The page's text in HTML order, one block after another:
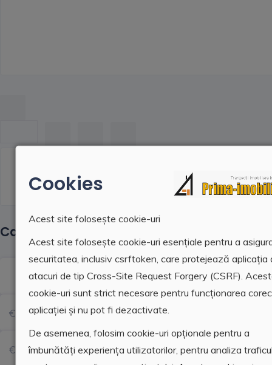
Cookies
Acest site folosește cookie-uri
Acest site folosește cookie-uri esențiale pentru a
securitatea, inclusiv csrftoken, care protejează aplicația
atacuri de tip Cross-Site Request Forgery (CSRF).
cookie-uri sunt strict necesare pentru funcționarea
aplicației și nu pot fi dezactivate.
De asemenea, folosim cookie-uri opționale pentru a
îmbunătăți experiența utilizatorilor, pentru analiza
0230.52.44.33
Cautati alta proprietate
Zona